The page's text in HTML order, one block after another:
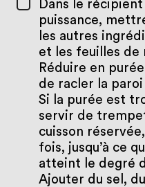
Dans le récipient
puissance,
les autres
et les feuilles de
Réduire en
de racler la
Si la purée est
servir de
cuisson réservée,
fois, jusqu’à ce
atteint le degré
Ajouter du sel,